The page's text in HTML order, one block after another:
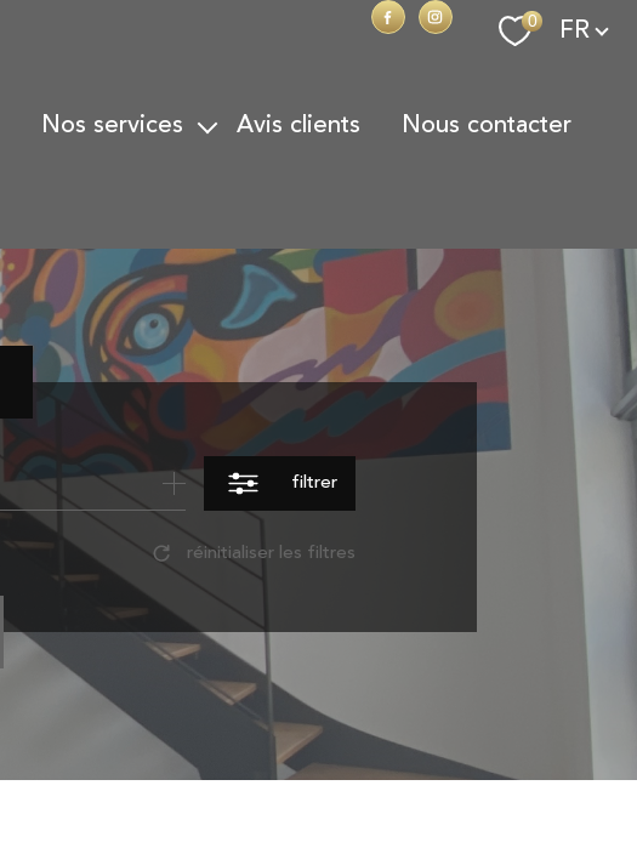
0 Langue
FR
nos services
Transaction
Nos honoraires
avis clients nous contacter
filtrer
réinitialiser les filtres